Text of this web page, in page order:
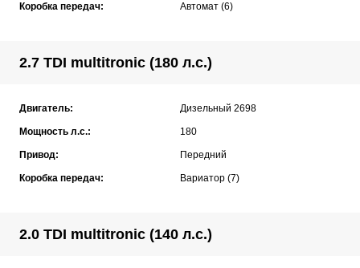
Коробка передач: Автомат (6)
2.7 TDI multitronic (180 л.с.)
Двигатель: Дизельный 2698
Мощность л.с.: 180
Привод: Передний
Коробка передач: Вариатор (7)
2.0 TDI multitronic (140 л.с.)